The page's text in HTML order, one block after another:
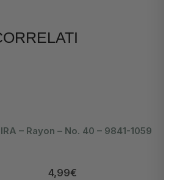
– Rayon – No. 40 – 9841-1059
4,99€